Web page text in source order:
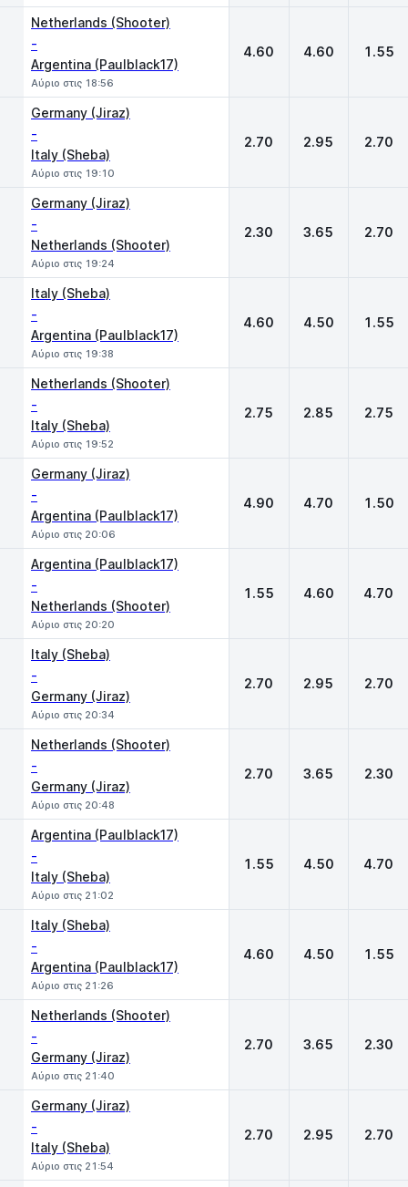
Netherlands (Shooter)
-
Argentina (Paulblack17)
Αύριο στις 18:56
4.60 4.60 1.55
Germany (Jiraz)
-
Italy (Sheba)
Αύριο στις 19:10
2.70 2.95 2.70
Germany (Jiraz)
-
Netherlands (Shooter)
Αύριο στις 19:24
2.30 3.65 2.70
Italy (Sheba)
-
Argentina (Paulblack17)
Αύριο στις 19:38
4.60 4.50 1.55
Netherlands (Shooter)
-
Italy (Sheba)
Αύριο στις 19:52
2.75 2.85 2.75
Germany (Jiraz)
-
Argentina (Paulblack17)
Αύριο στις 20:06
4.90 4.70 1.50
Argentina (Paulblack17)
-
Netherlands (Shooter)
Αύριο στις 20:20
1.55 4.60 4.70
Italy (Sheba)
-
Germany (Jiraz)
Αύριο στις 20:34
2.70 2.95 2.70
Netherlands (Shooter)
-
Germany (Jiraz)
Αύριο στις 20:48
2.70 3.65 2.30
Argentina (Paulblack17)
-
Italy (Sheba)
Αύριο στις 21:02
1.55 4.50 4.70
Italy (Sheba)
-
Argentina (Paulblack17)
Αύριο στις 21:26
4.60 4.50 1.55
Netherlands (Shooter)
-
Germany (Jiraz)
Αύριο στις 21:40
2.70 3.65 2.30
Germany (Jiraz)
-
Italy (Sheba)
Αύριο στις 21:54
2.70 2.95 2.70